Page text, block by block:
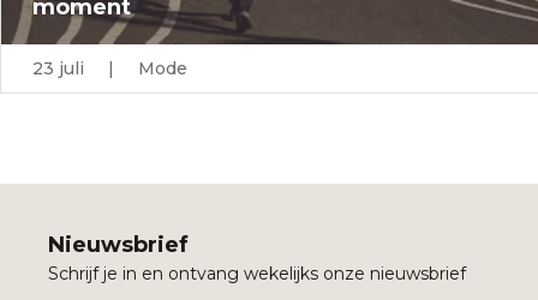
moment
23 juli | Mode
Nieuwsbrief
Schrijf je in en ontvang wekelijks onze nieuwsbrief